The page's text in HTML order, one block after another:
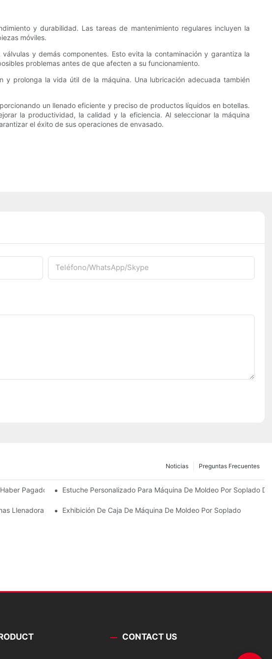
y durabilidad. Las tareas de mantenimiento regulares incluyen la
móviles.
y demás componentes. Esto evita la contaminación y garantiza la
problemas antes de que afecten a su funcionamiento.
prolonga la vida útil de la máquina. Una lubricación adecuada también
un llenado eficiente y preciso de productos líquidos en botellas.
la productividad, la calidad y la eficiencia. Al seleccionar la máquina
el éxito de sus operaciones de envasado.
Teléfono/WhatsApp/Skype
Preguntas Frecuentes
Noticias
Pagado? Estuche Personalizado Para Máquina De Moldeo Por Soplado De
Envasada En Cartón?
Llenadoras De BotellasExhibición De Caja De Máquina De Moldeo Por Soplado
CONTACT US